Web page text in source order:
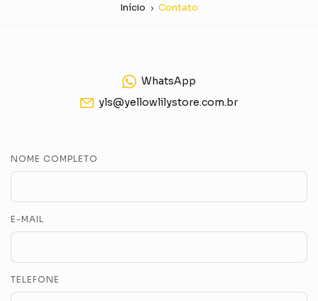
Início Contato
WhatsApp
yls@yellowlilystore.com.br
NOME COMPLETO
E-MAIL
TELEFONE